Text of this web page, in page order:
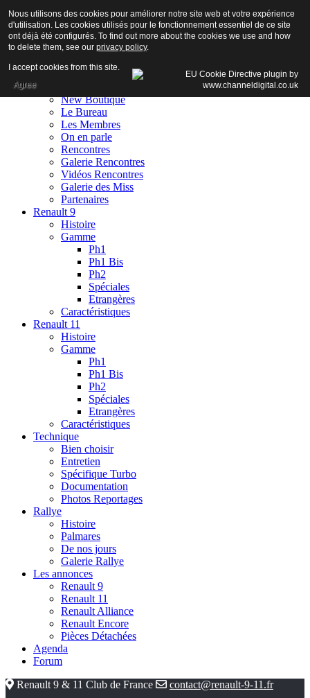
Accueil
New Boutique
Le Bureau
Les Membres
On en parle
Rencontres
Galerie Rencontres
Vidéos Rencontres
Galerie des Miss
Partenaires
Renault 9
Histoire
Gamme
Ph1
Ph1 Bis
Ph2
Spéciales
Etrangères
Caractéristiques
Renault 11
Histoire
Gamme
Ph1
Ph1 Bis
Ph2
Spéciales
Etrangères
Caractéristiques
Technique
Bien choisir
Entretien
Spécifique Turbo
Documentation
Photos Reportages
Rallye
Histoire
Palmares
De nos jours
Galerie Rallye
Les annonces
Renault 9
Renault 11
Renault Alliance
Renault Encore
Pièces Détachées
Agenda
Forum
Renault 9 & 11 Club de France
contact@renault-9-11.fr
Nous utilisons des cookies pour améliorer notre site web et votre expérience
d'utilisation. Les cookies utilisés pour le fonctionnement essentiel de ce site
ont déjà été configurés. To find out more about the cookies we use and how
to delete them, see our privacy policy.
I accept cookies from this site.
Agree